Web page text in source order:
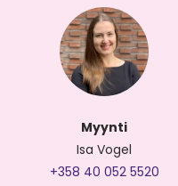
Myynti
Isa Vogel
+358 40 052 5520